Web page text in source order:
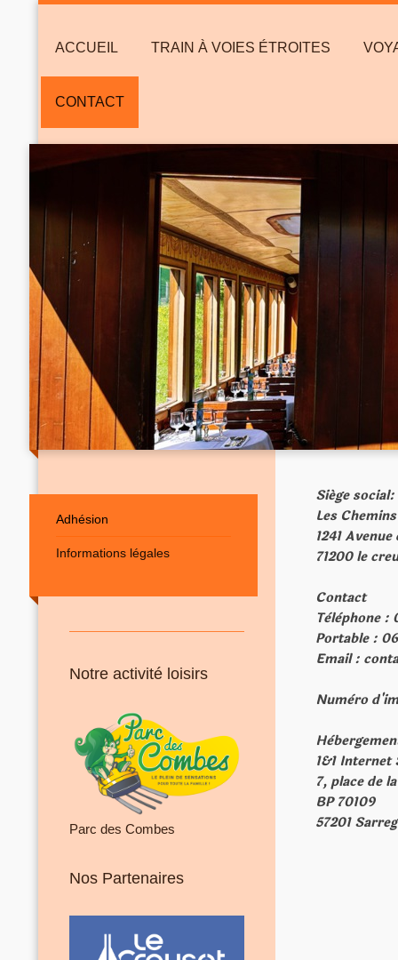
ACCUEIL TRAIN À VOIES ÉTROITES
CONTACT
Siége social:
Les
1241
71200 le
Contact
Email :
Numèro
1&1 Internet
7, place de
BP 70109
57201
Adhésion
Informations légales
Notre activité loisirs
Parc des Combes
Nos Partenaires